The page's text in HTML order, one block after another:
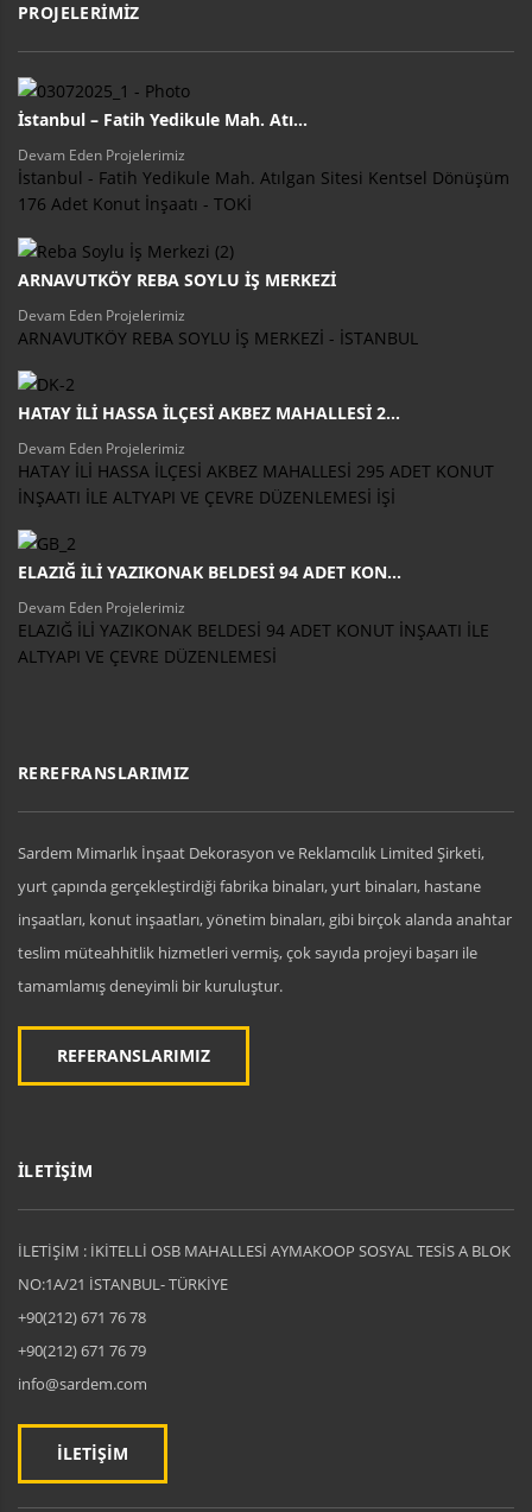
PROJELERİMİZ
İstanbul – Fatih Yedikule Mah. Atı...
Devam Eden Projelerimiz
İstanbul - Fatih Yedikule Mah. Atılgan Sitesi Kentsel Dönüşüm
176 Adet Konut İnşaatı - TOKİ
ARNAVUTKÖY REBA SOYLU İŞ MERKEZİ
Devam Eden Projelerimiz
ARNAVUTKÖY REBA SOYLU İŞ MERKEZİ - İSTANBUL
HATAY İLİ HASSA İLÇESİ AKBEZ MAHALLESİ 2...
Devam Eden Projelerimiz
HATAY İLİ HASSA İLÇESİ AKBEZ MAHALLESİ 295 ADET KONUT
İNŞAATI İLE ALTYAPI VE ÇEVRE DÜZENLEMESİ İŞİ
ELAZIĞ İLİ YAZIKONAK BELDESİ 94 ADET KON...
Devam Eden Projelerimiz
ELAZIĞ İLİ YAZIKONAK BELDESİ 94 ADET KONUT İNŞAATI İLE
ALTYAPI VE ÇEVRE DÜZENLEMESİ
REREFRANSLARIMIZ
Sardem Mimarlık İnşaat Dekorasyon ve Reklamcılık Limited Şirketi,
yurt çapında gerçekleştirdiği fabrika binaları, yurt binaları, hastane
inşaatları, konut inşaatları, yönetim binaları, gibi birçok alanda anahtar
teslim müteahhitlik hizmetleri vermiş, çok sayıda projeyi başarı ile
tamamlamış deneyimli bir kuruluştur.
REFERANSLARIMIZ
İLETİŞİM
İLETİŞİM : İKİTELLİ OSB MAHALLESİ AYMAKOOP SOSYAL TESİS A BLOK
NO:1A/21 İSTANBUL- TÜRKİYE
+90(212) 671 76 78
+90(212) 671 76 79
info@sardem.com
İLETİŞİM